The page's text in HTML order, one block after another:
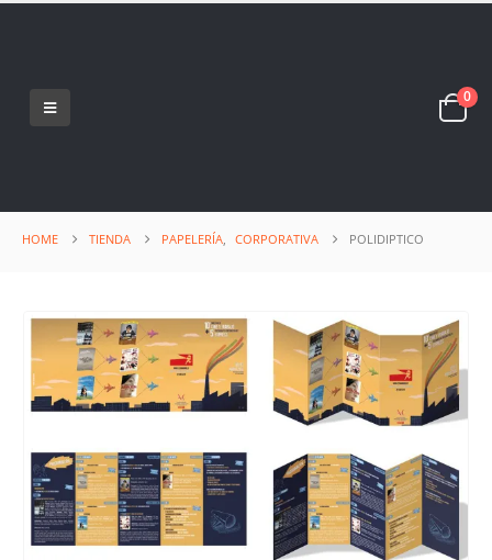
0
HOME TIENDA PAPELERÍA, CORPORATIVA POLIDIPTICO